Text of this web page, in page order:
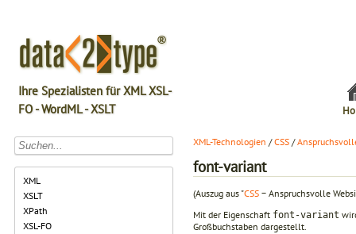
Ihre Spezialisten für XML XSL-
FO - WordML - XSLT
XML
XSLT
XPath
XSL-FO
XML-Technologien /CSS /
font-variant
(Auszug aus "CSS − Anspruchsvolle
Mit der Eigenschaft font-variant
Großbuchstaben dargestellt.